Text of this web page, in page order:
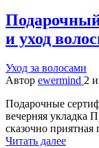
и уход
Уход за волосами
Автор ewermind 2
Подарочные
вечерняя укладка
сказочно
Читать далее